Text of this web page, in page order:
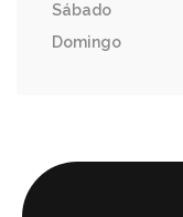
Sábado
Domingo